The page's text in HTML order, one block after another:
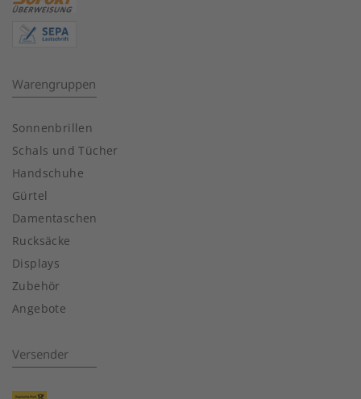
Warengruppen
Sonnenbrillen
Schals und Tücher
Handschuhe
Gürtel
Damentaschen
Rucksäcke
Displays
Zubehör
Angebote
Versender